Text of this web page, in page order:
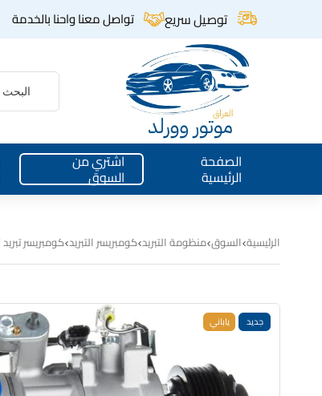
توصيل سريع تواصل معنا واحنا بالخدمة
الصفحة
الرئيسية
اشتري من
السوق
الرئيسية السوق منظومة التبريد كومبريسر التبريد كومبريسر تبريد BMW محرك N20 – كهربائي
جديد ياباني